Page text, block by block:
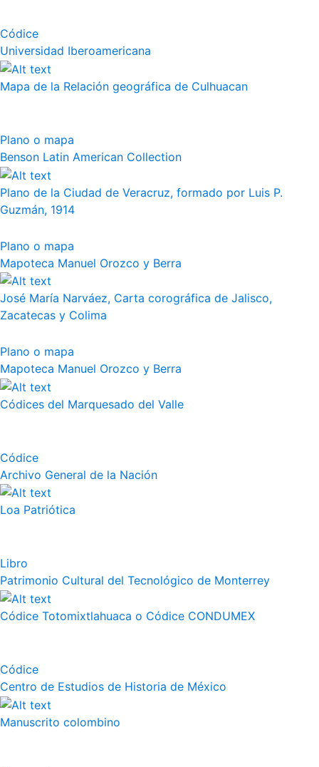
Códice
Universidad Iberoamericana
Mapa de la Relación geográfica de Culhuacan
Plano o mapa
Benson Latin American Collection
Plano de la Ciudad de Veracruz, formado por Luis P.
Guzmán, 1914
Plano o mapa
Mapoteca Manuel Orozco y Berra
José María Narváez, Carta corográfica de Jalisco,
Zacatecas y Colima
Plano o mapa
Mapoteca Manuel Orozco y Berra
Códices del Marquesado del Valle
Códice
Archivo General de la Nación
Loa Patriótica
Libro
Patrimonio Cultural del Tecnológico de Monterrey
Códice Totomixtlahuaca o Códice CONDUMEX
Códice
Centro de Estudios de Historia de México
Manuscrito colombino